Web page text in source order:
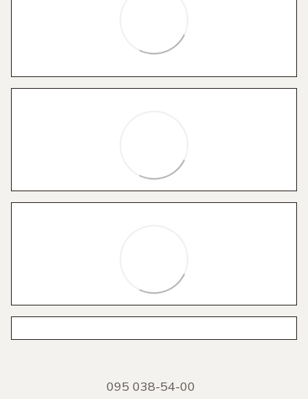
095 038-54-00